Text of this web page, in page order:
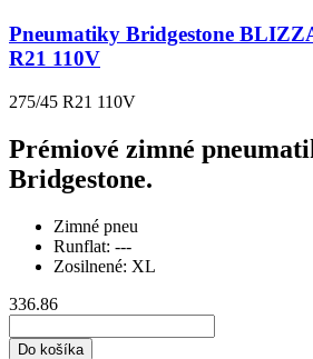
Pneumatiky Bridgestone
R21 110V
275/45 R21 110V
Prémiové zimné
Bridgestone.
Zimné pneu
Runflat: ---
Zosilnené: XL
336.86
Do košíka